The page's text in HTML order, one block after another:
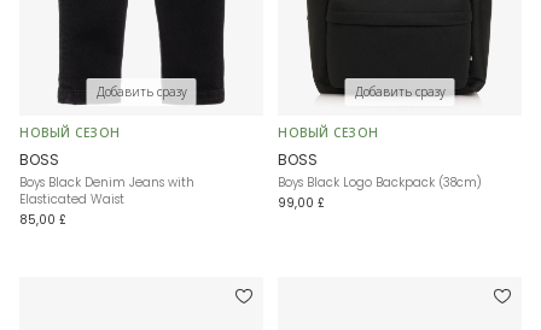
Добавить сразу
НОВЫЙ СЕЗОН
BOSS
Boys Black Denim Jeans with
Elasticated Waist
85,00 £
Добавить сразу
НОВЫЙ СЕЗОН
BOSS
Boys Black Logo Backpack (38cm)
99,00 £